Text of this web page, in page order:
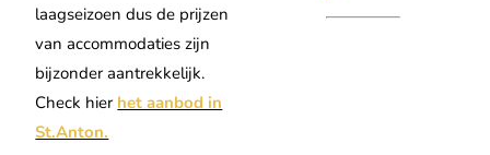
laagseizoen dus de prijzen
van accommodaties zijn
bijzonder aantrekkelijk.
Check hier het aanbod in
St.Anton.